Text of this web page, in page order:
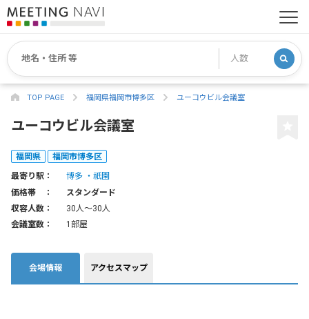
TOP PAGE 福岡県福岡市博多区 ユーコウビル会議室
ユーコウビル会議室
福岡県 福岡市博多区
最寄り駅： 博多
祇園
価格帯 ：
スタンダード
収容人数：
30人〜30人
会議室数：
1部屋
会場情報 アクセスマップ